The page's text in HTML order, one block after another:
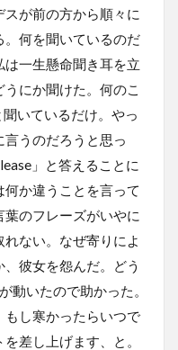
が前の方から順々に
何を聞いているのだ
一生懸命聞き耳を立
にか聞けた。何のこ
いているだけ。やっ
うのだろうと思っ
」と答えることに
か違うことを言って
のフレーズがいやに
ない。なぜ寄りによ
彼女を怨んだ。どう
動いたので助かった。
し寒かったらいつで
差し上げます、と。